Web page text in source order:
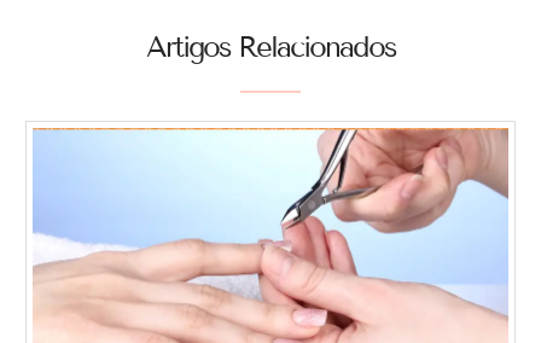
Artigos Relacionados